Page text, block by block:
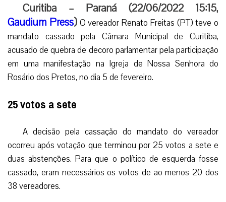
Curitiba – Paraná (22/06/2022 15:15,
Gaudium Press)O vereador Renato Freitas (PT) teve o
mandato cassado pela Câmara Municipal de Curitiba,
acusado de quebra de decoro parlamentar pela participação
em uma manifestação na Igreja de Nossa Senhora do
Rosário dos Pretos, no dia 5 de fevereiro.
25 votos a sete
A decisão pela cassação do mandato do vereador
ocorreu após votação que terminou por 25 votos a sete e
duas abstenções. Para que o político de esquerda fosse
cassado, eram necessários os votos de ao menos 20 dos
38 vereadores.